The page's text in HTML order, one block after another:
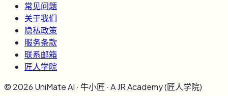
常见问题
关于我们
隐私政策
服务条款
联系邮箱
匠人学院
© 2026 UniMate AI · 牛小匠 · A JR Academy (匠人学院)